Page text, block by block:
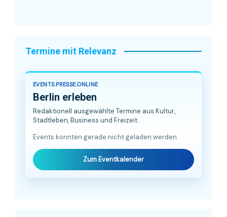
Termine mit Relevanz
EVENTS.PRESSE.ONLINE
Berlin erleben
Redaktionell ausgewählte Termine aus Kultur,
Stadtleben, Business und Freizeit.
Events konnten gerade nicht geladen werden.
Zum Eventkalender